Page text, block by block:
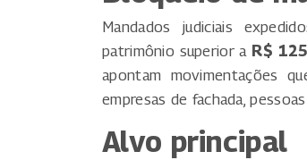
Mandados judiciais
patrimônio superior a R$
apontam movimentações
empresas de fachada,
Alvo principal